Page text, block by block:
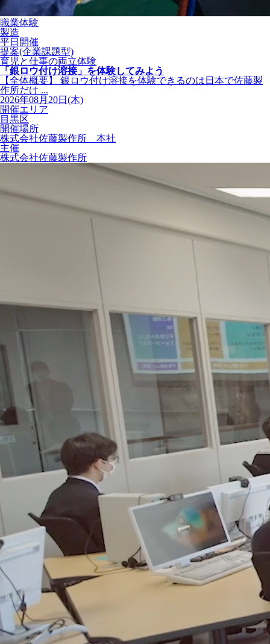
職業体験
製造
平日開催
提案(企業課題型)
育児と仕事の両立体験
「銀ロウ付け溶接」を体験してみよう
【全体概要】 銀ロウ付け溶接を体験できるのは日本で佐藤製
作所だけ ...
2026年08月20日(木)
開催エリア
目黒区
開催場所
株式会社佐藤製作所 本社
主催
株式会社佐藤製作所